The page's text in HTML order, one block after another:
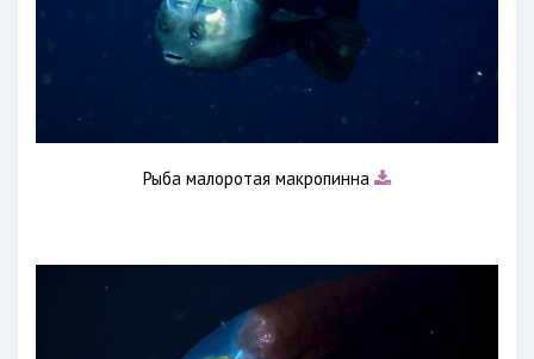
Рыба малоротая макропинна